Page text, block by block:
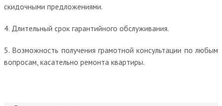
скидочными предложениями.
4. Длительный срок гарантийного обслуживания.
5. Возможность получения грамотной консультации по любым
вопросам, касательно ремонта квартиры.